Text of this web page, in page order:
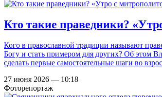
Кто такие праведники?
Кого в православной традиции называют
Богу и стать примером для других? Об этом
сделать первые самостоятельные шаги во
27 июня 2026 — 10:18
Фоторепортаж